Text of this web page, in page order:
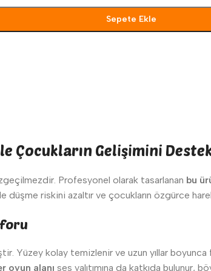
Sepete Ekle
Çocukların Gelişimini
Profesyonel olarak tasarlanan bu
düşme riskini azaltır ve çocukların özgürce
Yüzey kolay temizlenir ve uzun yıllar
oyun alanı ses yalıtımına da katkıda bulunur,